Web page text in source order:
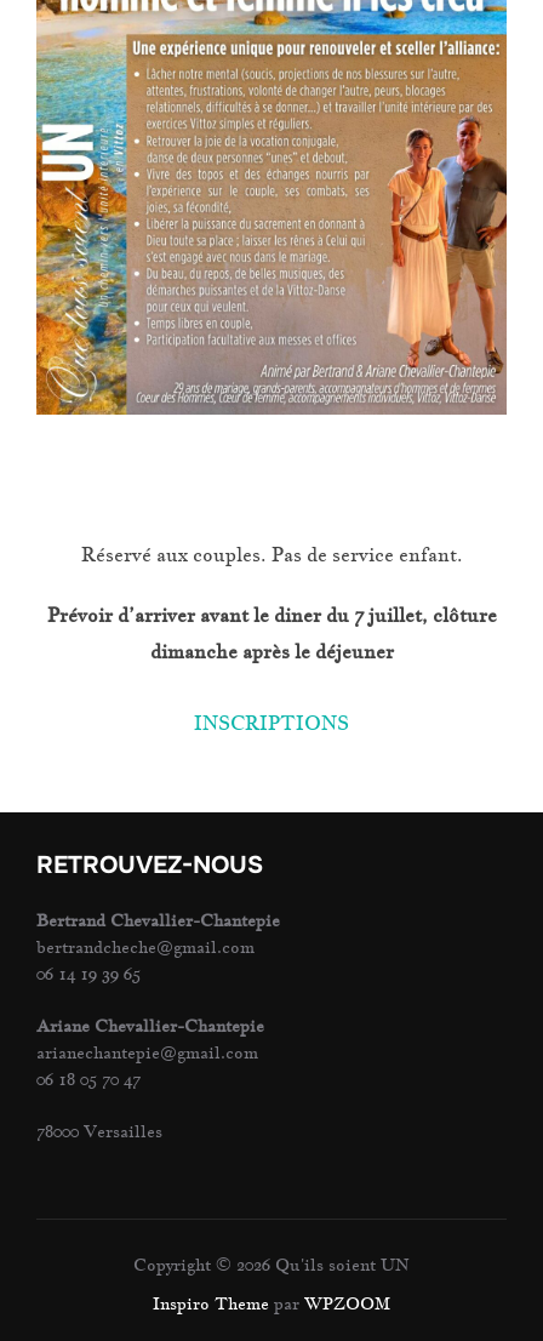
Réservé aux couples. Pas de service enfant.
Prévoir d’arriver avant le diner du 7 juillet, clôture
dimanche après le déjeuner
INSCRIPTIONS
RETROUVEZ-NOUS
Bertrand Chevallier-Chantepie
bertrandcheche@gmail.com
06 14 19 39 65
Ariane Chevallier-Chantepie
arianechantepie@gmail.com
06 18 05 70 47
78000 Versailles
Copyright © 2026 Qu'ils soient UN
Inspiro Theme par WPZOOM